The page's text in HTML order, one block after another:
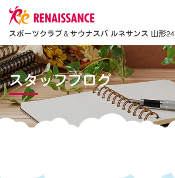
スポーツクラブ＆サウナスパ ルネサンス 山形24
スタッフブログ